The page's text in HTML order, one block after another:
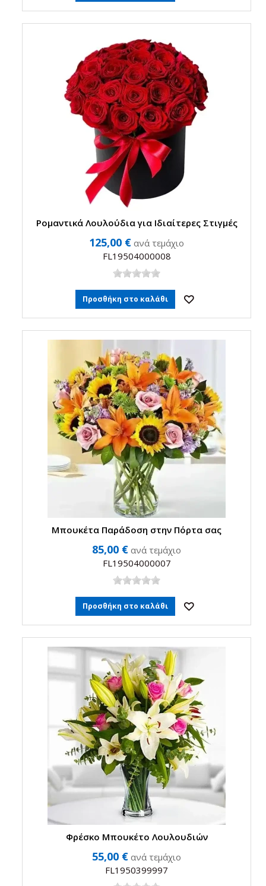
Ρομαντικά Λουλούδια για Ιδιαίτερες Στιγμές
125,00 € ανά τεμάχιο
FL19504000008
Προσθήκη στο καλάθι
Μπουκέτα Παράδοση στην Πόρτα σας
85,00 € ανά τεμάχιο
FL19504000007
Προσθήκη στο καλάθι
Φρέσκο Μπουκέτο Λουλουδιών
55,00 € ανά τεμάχιο
FL1950399997